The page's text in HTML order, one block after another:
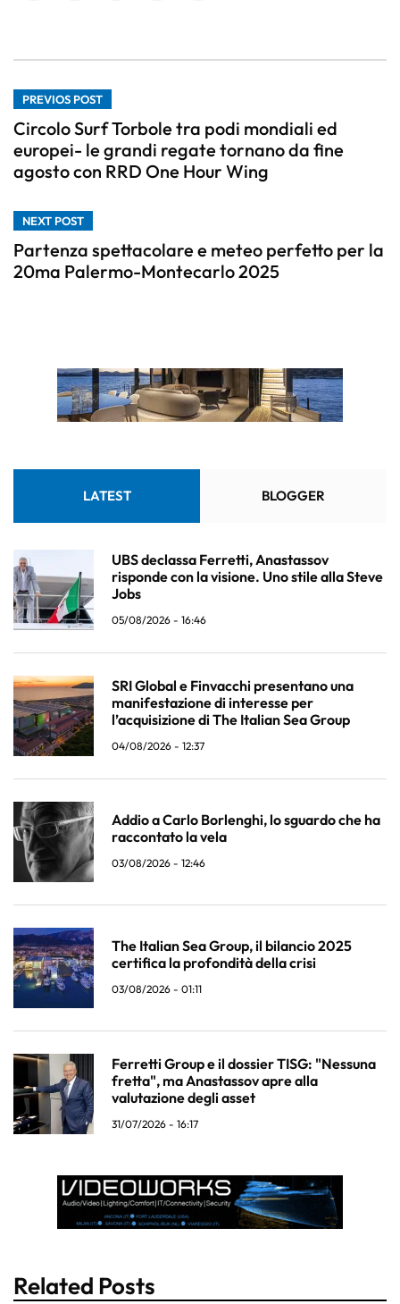
PREVIOS POST
Circolo Surf Torbole tra podi mondiali ed
europei- le grandi regate tornano da fine
agosto con RRD One Hour Wing
NEXT POST
Partenza spettacolare e meteo perfetto per la
20ma Palermo-Montecarlo 2025
LATEST BLOGGER
UBS declassa Ferretti, Anastassov
risponde con la visione. Uno stile alla Steve
Jobs
05/08/2026 - 16:46
SRI Global e Finvacchi presentano una
manifestazione di interesse per
l’acquisizione di The Italian Sea Group
04/08/2026 - 12:37
Addio a Carlo Borlenghi, lo sguardo che ha
raccontato la vela
03/08/2026 - 12:46
The Italian Sea Group, il bilancio 2025
certifica la profondità della crisi
03/08/2026 - 01:11
Ferretti Group e il dossier TISG: "Nessuna
fretta", ma Anastassov apre alla
valutazione degli asset
31/07/2026 - 16:17
Related Posts